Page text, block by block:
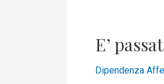
E’
Dipendenza
un
da